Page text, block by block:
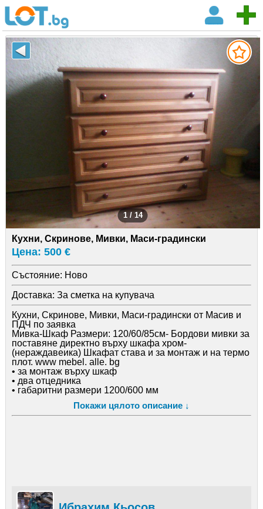
1 / 14
Кухни, Скринове, Мивки, Маси-градински
Цена: 500 €
Състояние: Ново
Доставка: За сметка на купувача
Кухни, Скринове, Мивки, Маси-градински от Масив и
ПДЧ по заявка
Мивка-Шкаф Размери: 120/60/85см- Бордови мивки за
поставяне директно върху шкафа хром-
(нераждавеика) Шкафат става и за монтаж и на термо
плот. www mebel. alle. bg
• за монтаж върху шкаф
• два отцедника
• габаритни размери 1200/600 мм
• дълбочина 160 мм
Покажи цялото описание ↓